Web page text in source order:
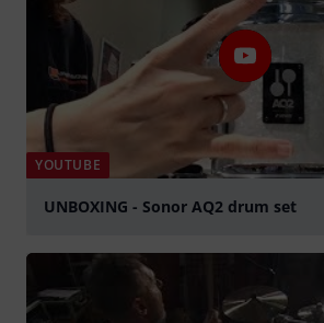
YOUTUBE
UNBOXING - Sonor AQ2 drum set